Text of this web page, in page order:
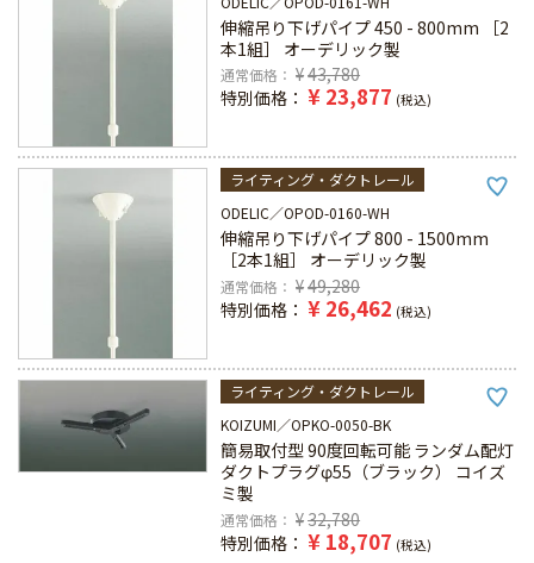
伸縮吊り下げパイプ 450 - 800mm ［2
本1組］ オーデリック製
通常価格 ¥43,780
特別価格
¥ 23,877 税込
ライティング・ダクトレール
ODELIC
OPOD-0160-WH
伸縮吊り下げパイプ 800 - 1500mm
［2本1組］ オーデリック製
通常価格 ¥49,280
特別価格
¥ 26,462 税込
ライティング・ダクトレール
KOIZUMI
OPKO-0050-BK
簡易取付型 90度回転可能 ランダム配灯
ダクトプラグφ55（ブラック） コイズ
ミ製
通常価格 ¥32,780
特別価格
¥ 18,707 税込